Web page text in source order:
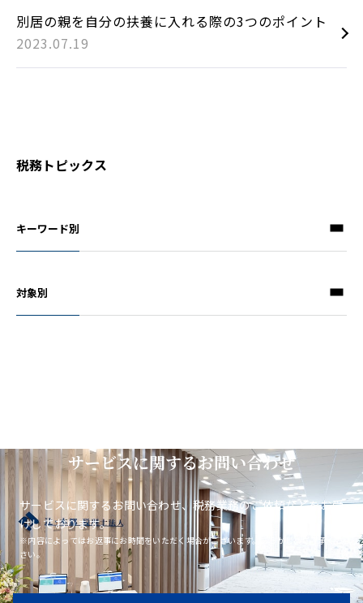
別居の親を自分の扶養に入れる際の3つのポイント
2023.07.19
税務トピックス
キーワード別
対象別
サービスに関するお問い合わせ
サービスに関するお問い合わせ、税務業務のご依頼などをお受
けしております。
※内容によってはお返事にお時間をいただく場合がございます。あらかじめご了承くだ
さい。